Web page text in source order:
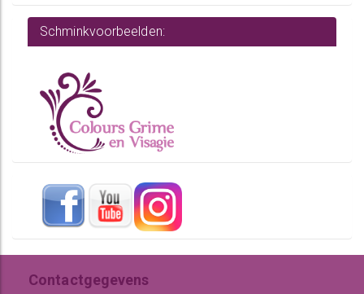
Schminkvoorbeelden:
Contactgegevens